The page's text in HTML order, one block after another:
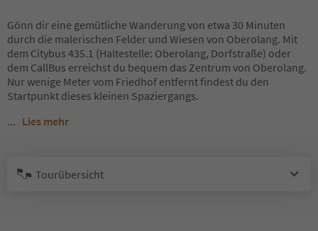
Gönn dir eine gemütliche Wanderung von etwa 30 Minuten
durch die malerischen Felder und Wiesen von Oberolang. Mit
dem Citybus 435.1 (Haltestelle: Oberolang, Dorfstraße) oder
dem CallBus erreichst du bequem das Zentrum von Oberolang.
Nur wenige Meter vom Friedhof entfernt findest du den
Startpunkt dieses kleinen Spaziergangs.
... Lies mehr
Tourübersicht